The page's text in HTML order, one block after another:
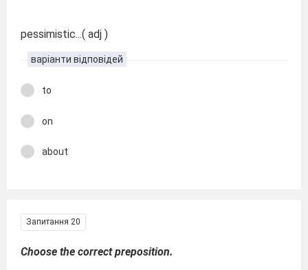
pessimistic...( adj )
варіанти відповідей
to
on
about
Запитання 20
Choose the correct preposition.